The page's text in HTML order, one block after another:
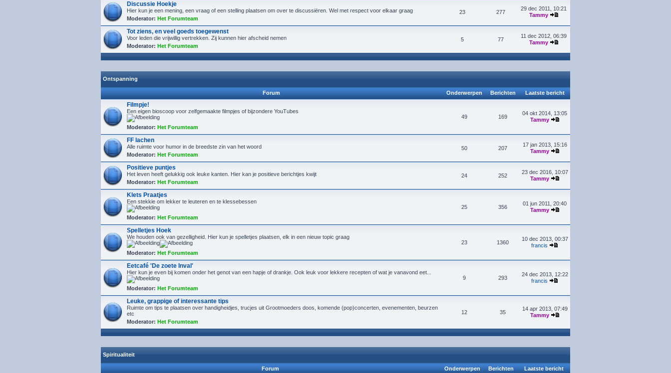
Discussie Hoekje
Hier kun je een mening, een vraag of een stelling plaatsen om over te discussiëren. Wel met respect voor elkaar graag
Moderator: Het Forumteam
23 277
29 dec 2011, 10:21
Tammy
Tot ziens, en veel goeds toegewenst
Voor leden die vrijwillig vertrekken. Zij kunnen hier afscheid nemen
Moderator: Het Forumteam
5 77
11 dec 2012, 06:39
Tammy
Ontspanning
Forum Onderwerpen Berichten Laatste bericht
Filmpje!
Een eigen bioscoop voor zelfgemaakte filmpjes of bijzondere YouTubes
Moderator: Het Forumteam
49 169
04 okt 2014, 13:05
Tammy
FF lachen
Alle ruimte voor humor in de breedste zin van het woord
Moderator: Het Forumteam
50 207
17 jan 2013, 15:16
Tammy
Positieve puntjes
Het leven heeft gelukkig ook leuke kanten. Hier kan je positieve berichtjes kwijt
Moderator: Het Forumteam
24 252
23 dec 2016, 10:07
Tammy
Klets Praatjes
Een stekkie om lekker te leuteren en te klessebessen
Moderator: Het Forumteam
25 356
01 jun 2011, 20:40
Tammy
Spelletjes Hoek
We houden ook van gezelligheid. Hier kun je spelletjes plaatsen, elk in een nieuw topic graag
Moderator: Het Forumteam
23 1360
10 dec 2013, 00:37
francis
Eetcafé 'De zoete Inval'
Hier kun je even bij komen onder het genot van een hapje of drankje. Ook leuk voor lekkere recepten of wat je vanavond eet...
Moderator: Het Forumteam
9 293
24 dec 2013, 12:22
francis
Leuke, grappige of interessante tips
Ruimte om tips te plaatsen over handigheidjes, trucjes uit Grootmoeders doos, komende (pop)concerten, evenementen, beurzen
etc
Moderator: Het Forumteam
12 35
14 apr 2013, 07:49
Tammy
Spiritualiteit
Forum Onderwerpen Berichten Laatste bericht